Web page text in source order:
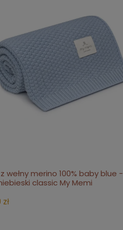
do koszyka
wełny merino 100% baby blue -
classic My Memi